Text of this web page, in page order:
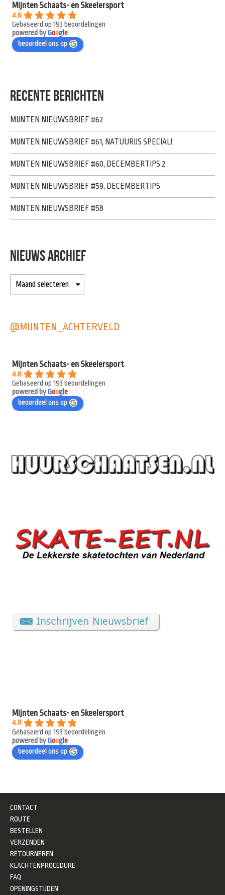
Mijnten Schaats- en Skeelersport
4.8
Gebaseerd op 193 beoordelingen
powered byGooge
beoordeel ons op
RECENTE BERICHTEN
MIJNTEN NIEUWSBRIEF #62
MIJNTEN NIEUWSBRIEF #61, NATUURIJS SPECIAL!
MIJNTEN NIEUWSBRIEF #60, DECEMBERTIPS 2
MIJNTEN NIEUWSBRIEF #59, DECEMBERTIPS
MIJNTEN NIEUWSBRIEF #58
NIEUWS ARCHIEF
@MIJNTEN_ACHTERVELD
Mijnten Schaats- en Skeelersport
4.8
Gebaseerd op 193 beoordelingen
powered byGooge
beoordeel ons op
Mijnten Schaats- en Skeelersport
4.8
Gebaseerd op 193 beoordelingen
powered byGooge
beoordeel ons op
CONTACT
ROUTE
BESTELLEN
VERZENDEN
RETOURNEREN
KLACHTENPROCEDURE
FAQ
OPENINGSTIJDEN